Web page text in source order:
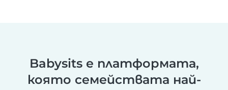
Babysits е платформата,
която семействата най-